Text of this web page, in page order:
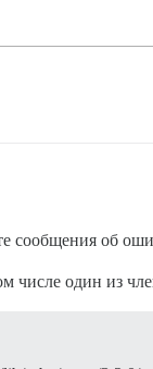
сообщения об
числе один из